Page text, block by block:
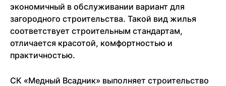
экономичный в обслуживании вариант для
загородного строительства. Такой вид жилья
соответствует строительным стандартам,
отличается красотой, комфортностью и
практичностью.
СК «Медный Всадник» выполняет строительство